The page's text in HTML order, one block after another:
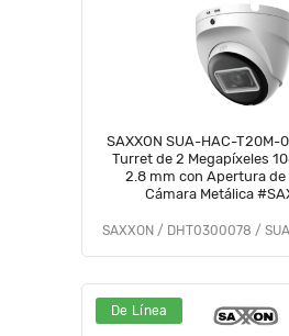
SAXXON SUA-HAC-T20M-
Turret de 2 Megapíxeles
2.8 mm con Apertura de
Cámara Metálica
De Línea